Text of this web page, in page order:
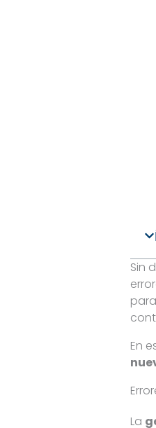
Sin
En
La